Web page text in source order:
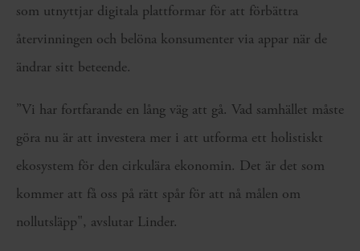
som utnyttjar digitala plattformar för att förbättra
återvinningen och belöna konsumenter via appar när de
ändrar sitt beteende.
”Vi har fortfarande en lång väg att gå. Vad samhället måste
göra nu är att investera mer i att utforma ett holistiskt
ekosystem för den cirkulära ekonomin. Det är det som
kommer att få oss på rätt spår för att nå målen om
nollutsläpp", avslutar Linder.